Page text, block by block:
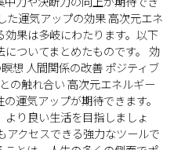
た運気アップの効果 高次元エネ
果は多岐にわたります。以下
ついてまとめたものです。 効
想 人間関係の改善 ポジティブ
の触れ合い 高次元エネルギー
運気アップが期待できます。
り良い生活を目指しましょ
アクセスできる強力なツールで